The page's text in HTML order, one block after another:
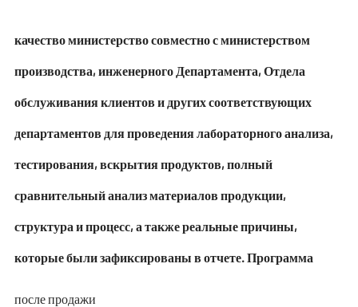
качество министерство совместно с министерством
производства, инженерного Департамента, Отдела
обслуживания клиентов и других соответствующих
департаментов для проведения лабораторного анализа,
тестирования, вскрытия продуктов, полный
сравнительный анализ материалов продукции,
структура и процесс, а также реальные причины,
которые были зафиксированы в отчете. Программа
после продажи